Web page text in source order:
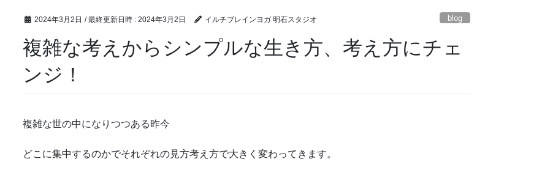
2024年3月2日 / 最終更新日時 : 2024年3月2日 イルチブレインヨガ 明石スタジオ blog
複雑な考えからシンプルな生き方、考え方にチェ
ンジ！
複雑な世の中になりつつある昨今
どこに集中するのかでそれぞれの見方考え方で大きく変わってきます。